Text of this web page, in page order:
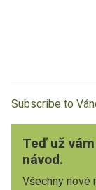
Subscribe to
Teď už
návod.
Všechny nové